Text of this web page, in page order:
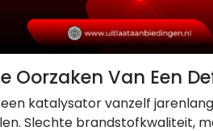
Oorzaken Van Een
katalysator vanzelf
Slechte brandstofkwaliteit,